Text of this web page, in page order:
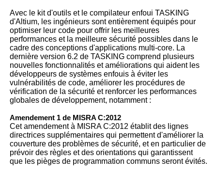
Avec le kit d'outils et le compilateur enfoui TASKING
d'Altium, les ingénieurs sont entièrement équipés pour
optimiser leur code pour offrir les meilleures
performances et la meilleure sécurité possibles dans le
cadre des conceptions d'applications multi-core. La
dernière version 6.2 de TASKING comprend plusieurs
nouvelles fonctionnalités et améliorations qui aident les
développeurs de systèmes enfouis à éviter les
vulnérabilités de code, améliorer les procédures de
vérification de la sécurité et renforcer les performances
globales de développement, notamment :
Amendement 1 de MISRA C:2012
Cet amendement à MISRA C:2012 établit des lignes
directrices supplémentaires qui permettent d'améliorer la
couverture des problèmes de sécurité, et en particulier de
prévoir des règles et des orientations qui garantissent
que les pièges de programmation communs seront évités.